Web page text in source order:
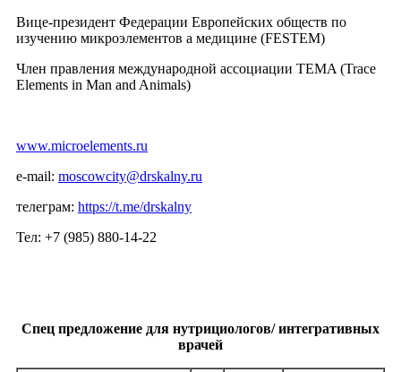
Вице-президент Федерации Европейских обществ по
изучению микроэлементов а медицине (FESTEM)
Член правления международной ассоциации TEMA (Trace
Elements in Man and Animals)
www.microelements.ru
e-mail: moscowcity@drskalny.ru
телеграм: https://t.me/drskalny
Тел: +7 (985) 880-14-22
Спец предложение для нутрициологов/ интегративных
врачей